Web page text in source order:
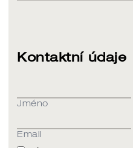
Kontaktní údaje
Jméno
Email